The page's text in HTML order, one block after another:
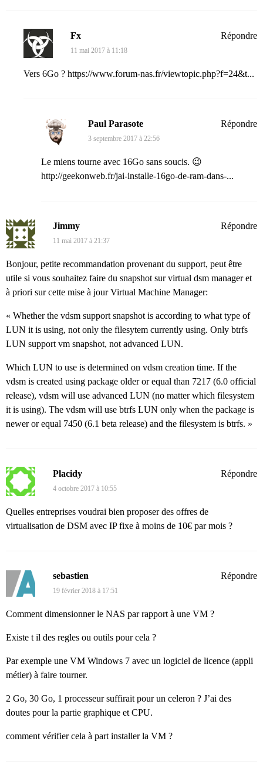
Fx
11 mai 2017 à 11:18
Vers 6Go ? https://www.forum-nas.fr/viewtopic.php?f=24&t...
Répondre
Paul Parasote
3 septembre 2017 à 22:56
Le miens tourne avec 16Go sans soucis. 😉
http://geekonweb.fr/jai-installe-16go-de-ram-dans-...
Répondre
Jimmy
11 mai 2017 à 21:37
Bonjour, petite recommandation provenant du support, peut être
utile si vous souhaitez faire du snapshot sur virtual dsm manager et
à priori sur cette mise à jour Virtual Machine Manager:
« Whether the vdsm support snapshot is according to what type of
LUN it is using, not only the filesytem currently using. Only btrfs
LUN support vm snapshot, not advanced LUN.
Which LUN to use is determined on vdsm creation time. If the
vdsm is created using package older or equal than 7217 (6.0 official
release), vdsm will use advanced LUN (no matter which filesystem
it is using). The vdsm will use btrfs LUN only when the package is
newer or equal 7450 (6.1 beta release) and the filesystem is btrfs. »
Répondre
Placidy
4 octobre 2017 à 10:55
Quelles entreprises voudrai bien proposer des offres de
virtualisation de DSM avec IP fixe à moins de 10€ par mois ?
Répondre
sebastien
19 février 2018 à 17:51
Comment dimensionner le NAS par rapport à une VM ?
Existe t il des regles ou outils pour cela ?
Par exemple une VM Windows 7 avec un logiciel de licence (appli
métier) à faire tourner.
2 Go, 30 Go, 1 processeur suffirait pour un celeron ? J’ai des
doutes pour la partie graphique et CPU.
comment vérifier cela à part installer la VM ?
Répondre